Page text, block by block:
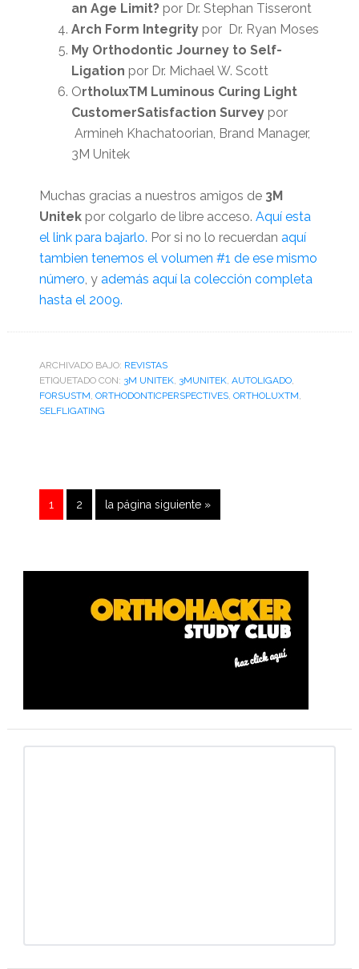
an Age Limit? por Dr. Stephan Tisseront
Arch Form Integritypor Dr. Ryan Moses
My Orthodontic Journey to Self-
Ligation por Dr. Michael W. Scott
OrtholuxTM Luminous Curing Light
CustomerSatisfaction Survey por
Armineh Khachatoorian, Brand Manager,
3M Unitek
Muchas gracias a nuestros amigos de 3M
Unitekpor colgarlo de libre acceso. Aquí esta
el link para bajarlo. Por si no lo recuerdan aquí
tambien tenemos el volumen #1 de ese mismo
número, y además aquí la colección completa
hasta el 2009.
ARCHIVADO BAJO: REVISTAS
ETIQUETADO CON: 3M UNITEK, 3MUNITEK, AUTOLIGADO,
FORSUSTM, ORTHODONTICPERSPECTIVES, ORTHOLUXTM,
SELFLIGATING
Página
1 Página
2
Ir
a
la página siguiente »
Barra
primaria